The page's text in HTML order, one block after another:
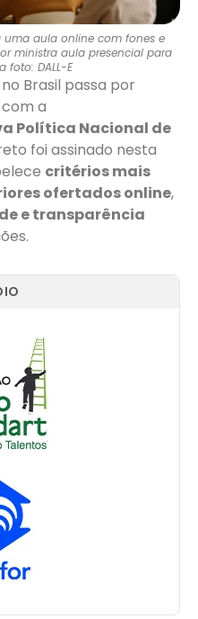
uma aula online com fones e
ministra aula presencial para
foto: DALL-E
no Brasil passa por
com a
Política Nacional de
foi assinado nesta
critérios mais
ofertados online,
e transparência